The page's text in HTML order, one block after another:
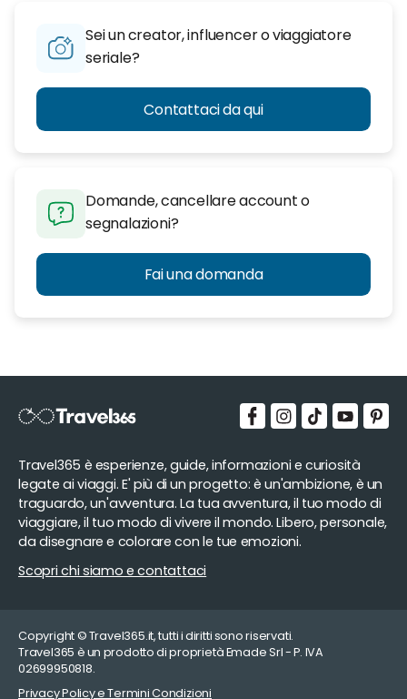
Sei un creator, influencer o viaggiatore
seriale?
Contattaci da qui
Domande, cancellare account o
segnalazioni?
Fai una domanda
Travel365 è esperienze, guide, informazioni e curiosità
legate ai viaggi. E' più di un progetto: è un'ambizione, è un
traguardo, un'avventura. La tua avventura, il tuo modo di
viaggiare, il tuo modo di vivere il mondo. Libero, personale,
da disegnare e colorare con le tue emozioni.
Scopri chi siamo e contattaci
Copyright © Travel365.it, tutti i diritti sono riservati.
Travel365 è un prodotto di proprietà Emade Srl - P. IVA
02699950818.
Privacy Policy e Termini Condizioni